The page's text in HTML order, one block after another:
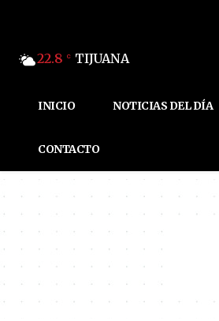
22.8 C TIJUANA
INICIO NOTICIAS DEL DÍA
CONTACTO